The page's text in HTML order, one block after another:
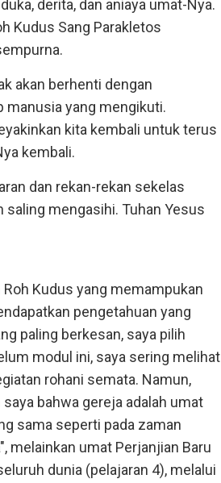
derita, dan aniaya umat-Nya.
Kudus Sang Parakletos
akan berhenti dengan
manusia yang mengikuti.
kita kembali untuk terus
kembali.
dan rekan-rekan sekelas
mengasihi. Tuhan Yesus
Kudus yang memampukan
pengetahuan yang
paling berkesan, saya pilih
modul ini, saya sering melihat
rohani semata. Namun,
bahwa gereja adalah umat
sama seperti pada zaman
melainkan umat Perjanjian Baru
dunia (pelajaran 4), melalui